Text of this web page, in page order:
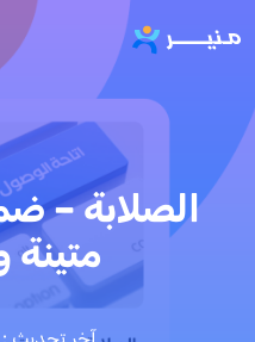
الصلابة –
متينة